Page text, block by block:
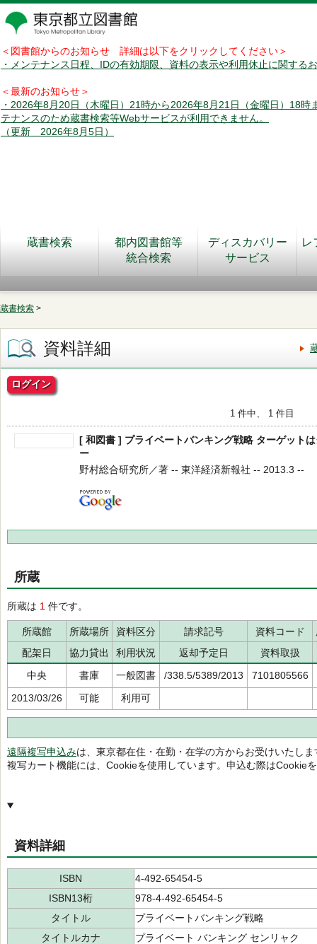
＜図書館からのお知らせ 詳細は以下をクリックしてください＞
・メンテナンス日程、IDの有効期限、資料の表示や利用休止に関する
＜最新のお知らせ＞
・2026年8月20日（木曜日）21時から2026年8月21日（金曜日）18時
テナンスのため蔵書検索等Webサービスが利用できません。
（更新 2026年8月5日）
蔵書検索
都内図書館等
統合検索
ディスカバリー
サービス
レ
蔵書検索 >
資料詳細
ログイン
1 件中、 1 件目
[ 和図書 ] プライベートバンキング戦略 ターゲット
ー
野村総合研究所／著 -- 東洋経済新報社 -- 2013.3 --
所蔵
所蔵は 1 件です。
所蔵館 所蔵場所 資料区分 請求記号 資料コード
配架日
協力貸出 利用状況 返却予定日
資料取扱
中央
書庫 一般図書 /338.5/5389/2013
7101805566
2013/03/26
可能 利用可
遠隔複写申込みは、東京都在住・在勤・在学の方からお受けいたしま
複写カート機能には、Cookieを使用しています。申込む際はCookie
資料詳細
ISBN
4-492-65454-5
ISBN13桁
978-4-492-65454-5
タイトル
プライベートバンキング戦略
タイトルカナ
プライベート バンキング センリャク